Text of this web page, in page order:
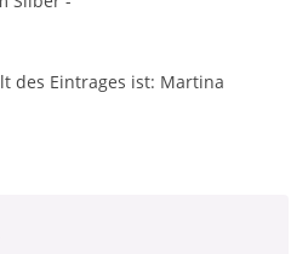
des Eintrages ist: Martina